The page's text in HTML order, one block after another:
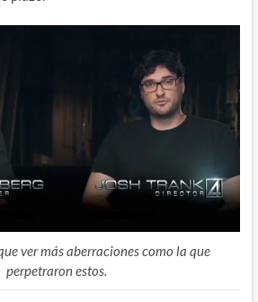
ver más aberraciones como la que
perpetraron estos.